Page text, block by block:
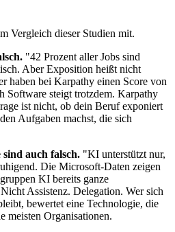
Vergleich dieser Studien mit.
"42 Prozent aller Jobs sind
Aber Exposition heißt nicht
haben bei Karpathy einen Score von
Software steigt trotzdem. Karpathy
ist nicht, ob dein Beruf exponiert
Aufgaben machst, die sich
auch falsch. "KI unterstützt nur,
Die Microsoft-Daten zeigen
KI bereits ganze
Assistenz. Delegation. Wer sich
bewertet eine Technologie, die
meisten Organisationen.